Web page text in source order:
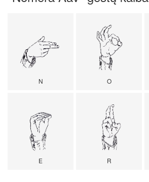
N O
E R